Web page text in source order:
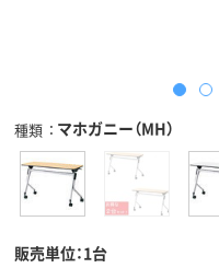
種類 マホガニー（MH）
販売単位：1台